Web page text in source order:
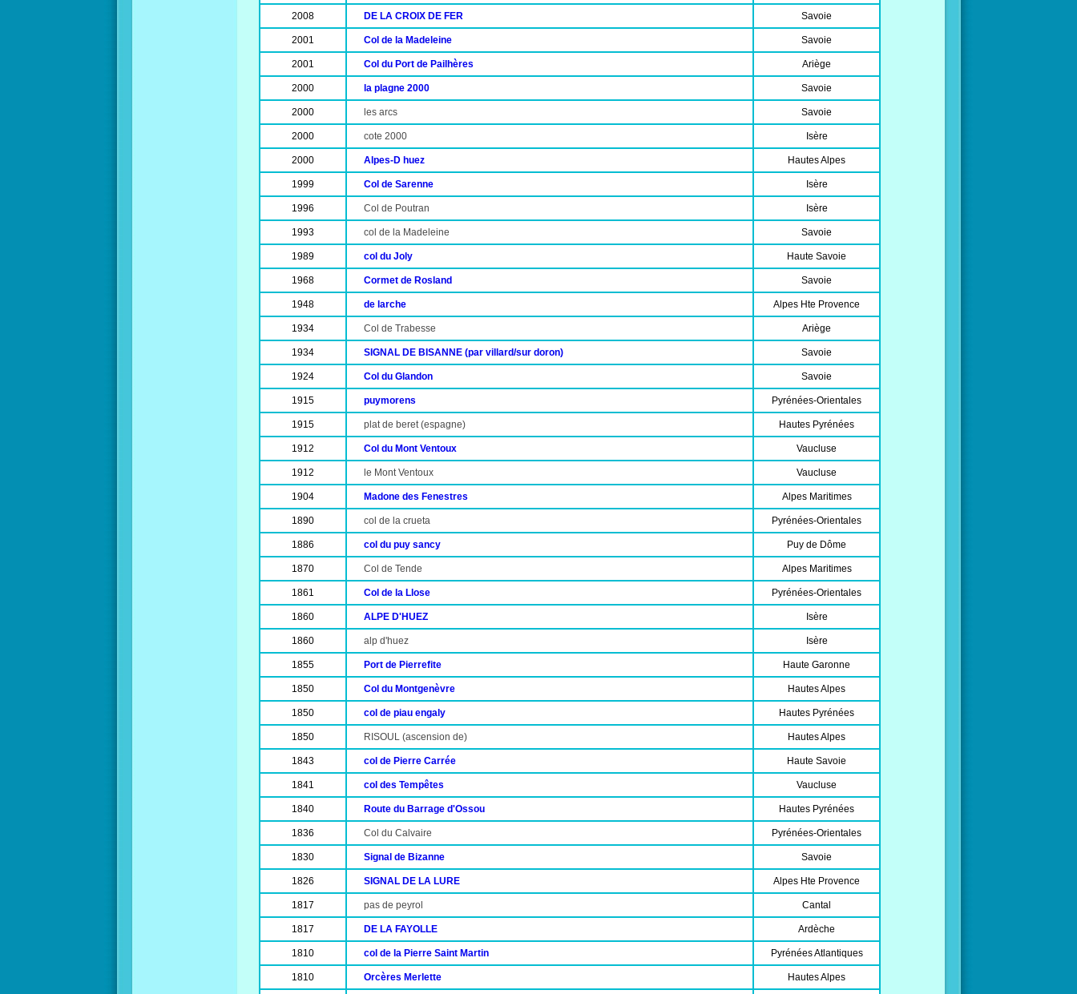
2008 DE LA CROIX DE FER Savoie
2001 Col de la Madeleine Savoie
2001 Col du Port de Pailhères Ariège
2000 la plagne 2000 Savoie
2000 les arcs Savoie
2000 cote 2000 Isère
2000 Alpes-D huez Hautes Alpes
1999 Col de Sarenne Isère
1996 Col de Poutran Isère
1993 col de la Madeleine Savoie
1989 col du Joly Haute Savoie
1968 Cormet de Rosland Savoie
1948 de larche Alpes Hte Provence
1934 Col de Trabesse Ariège
1934 SIGNAL DE BISANNE (par villard/sur doron) Savoie
1924 Col du Glandon Savoie
1915 puymorens Pyrénées-Orientales
1915 plat de beret (espagne) Hautes Pyrénées
1912 Col du Mont Ventoux Vaucluse
1912 le Mont Ventoux Vaucluse
1904 Madone des Fenestres Alpes Maritimes
1890 col de la crueta Pyrénées-Orientales
1886 col du puy sancy Puy de Dôme
1870 Col de Tende Alpes Maritimes
1861 Col de la Llose Pyrénées-Orientales
1860 ALPE D'HUEZ Isère
1860 alp d'huez Isère
1855 Port de Pierrefite Haute Garonne
1850 Col du Montgenèvre Hautes Alpes
1850 col de piau engaly Hautes Pyrénées
1850 RISOUL (ascension de) Hautes Alpes
1843 col de Pierre Carrée Haute Savoie
1841 col des Tempêtes Vaucluse
1840 Route du Barrage d'Ossou Hautes Pyrénées
1836 Col du Calvaire Pyrénées-Orientales
1830 Signal de Bizanne Savoie
1826 SIGNAL DE LA LURE Alpes Hte Provence
1817 pas de peyrol Cantal
1817 DE LA FAYOLLE Ardèche
1810 col de la Pierre Saint Martin Pyrénées Atlantiques
1810 Orcères Merlette Hautes Alpes